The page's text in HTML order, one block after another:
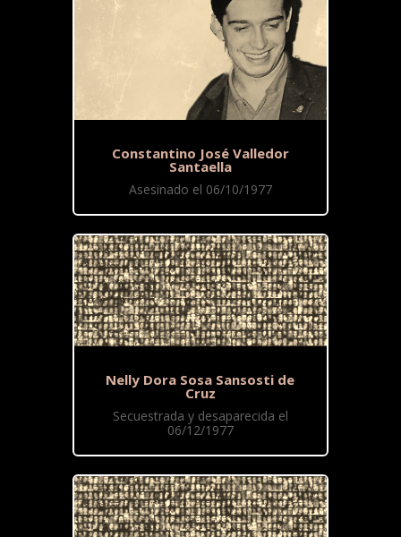
Constantino José Valledor
Santaella
Asesinado el 06/10/1977
Nelly Dora Sosa Sansosti de
Cruz
Secuestrada y desaparecida el
06/12/1977